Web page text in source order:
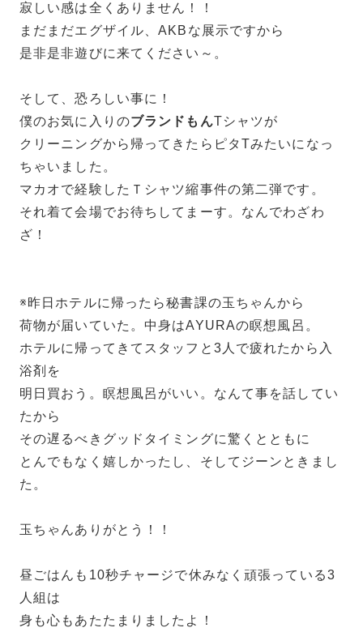
寂しい感は全くありません！！
まだまだエグザイル、AKBな展示ですから
是非是非遊びに来てください～。
そして、恐ろしい事に！
僕のお気に入りのブランドもんTシャツが
クリーニングから帰ってきたらピタTみたいになっ
ちゃいました。
マカオで経験したＴシャツ縮事件の第二弾です。
それ着て会場でお待ちしてまーす。なんでわざわ
ざ！
※昨日ホテルに帰ったら秘書課の玉ちゃんから
荷物が届いていた。中身はAYURAの瞑想風呂。
ホテルに帰ってきてスタッフと3人で疲れたから入
浴剤を
明日買おう。瞑想風呂がいい。なんて事を話してい
たから
その遅るべきグッドタイミングに驚くとともに
とんでもなく嬉しかったし、そしてジーンときまし
た。
玉ちゃんありがとう！！
昼ごはんも10秒チャージで休みなく頑張っている3
人組は
身も心もあたたまりましたよ！